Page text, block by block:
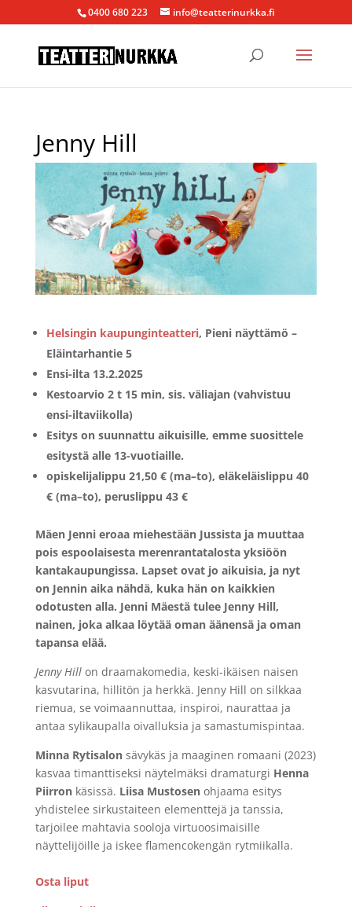
0400 680 223 info@teatterinurkka.fi
Jenny Hill
Helsingin kaupunginteatteri, Pieni näyttämö –
Eläintarhantie 5
Ensi-ilta 13.2.2025
Kestoarvio 2 t 15 min, sis. väliajan (vahvistuu
ensi-iltaviikolla)
Esitys on suunnattu aikuisille, emme suosittele
esitystä alle 13-vuotiaille.
opiskelijalippu 21,50 € (ma–to), eläkeläislippu 40
€ (ma–to), peruslippu 43 €
Mäen Jenni eroaa miehestään Jussista ja muuttaa
pois espoolaisesta merenrantatalosta yksiöön
kantakaupungissa. Lapset ovat jo aikuisia, ja nyt
on Jennin aika nähdä, kuka hän on kaikkien
odotusten alla. Jenni Mäestä tulee Jenny Hill,
nainen, joka alkaa löytää oman äänensä ja oman
tapansa elää.
Jenny Hillon draamakomedia, keski-ikäisen naisen
kasvutarina, hillitön ja herkkä. Jenny Hill on silkkaa
riemua, se voimaannuttaa, inspiroi, naurattaa ja
antaa sylikaupalla oivalluksia ja samastumispintaa.
Minna Rytisalonsävykäs ja maaginen romaani (2023)
kasvaa timanttiseksi näytelmäksi dramaturgi Henna
Piirronkäsissä. Liisa Mustosenohjaama esitys
yhdistelee sirkustaiteen elementtejä ja tanssia,
tarjoilee mahtavia sooloja virtuoosimaisille
näyttelijöille ja iskee flamencokengän rytmiikalla.
Osta liput